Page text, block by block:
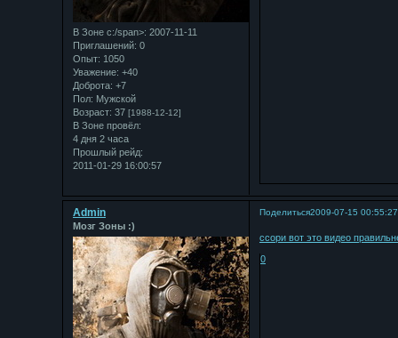
В Зоне с:/span>: 2007-11-11
Приглашений: 0
Опыт: 1050
Уважение: +40
Доброта: +7
Пол: Мужской
Возраст: 37 [1988-12-12]
В Зоне провёл:
4 дня 2 часа
Прошлый рейд:
2011-01-29 16:00:57
Поделиться2009-07-15 00:55:27
Admin
Мозг Зоны :)
ссори вот это видео
0